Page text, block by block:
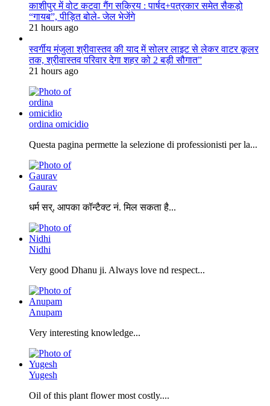
काशीपुर में वोट कटवा गैंग सक्रिय : पार्षद+पत्रकार समेत सैकड़ो
“गायब”, पीड़ित बोले- जेल भेजेंगे
21 hours ago
स्वर्गीय मंजुला श्रीवास्तव की याद में सोलर लाइट से लेकर वाटर कूलर
तक, श्रीवास्तव परिवार देगा शहर को 2 बड़ी सौगात”
21 hours ago
ordina omicidio
Questa pagina permette la selezione di professionisti per la...
Gaurav
धर्म सर्, आपका कॉन्टैक्ट नं. मिल सकता है...
Nidhi
Very good Dhanu ji. Always love nd respect...
Anupam
Very interesting knowledge...
Yugesh
Oil of this plant flower most costly....